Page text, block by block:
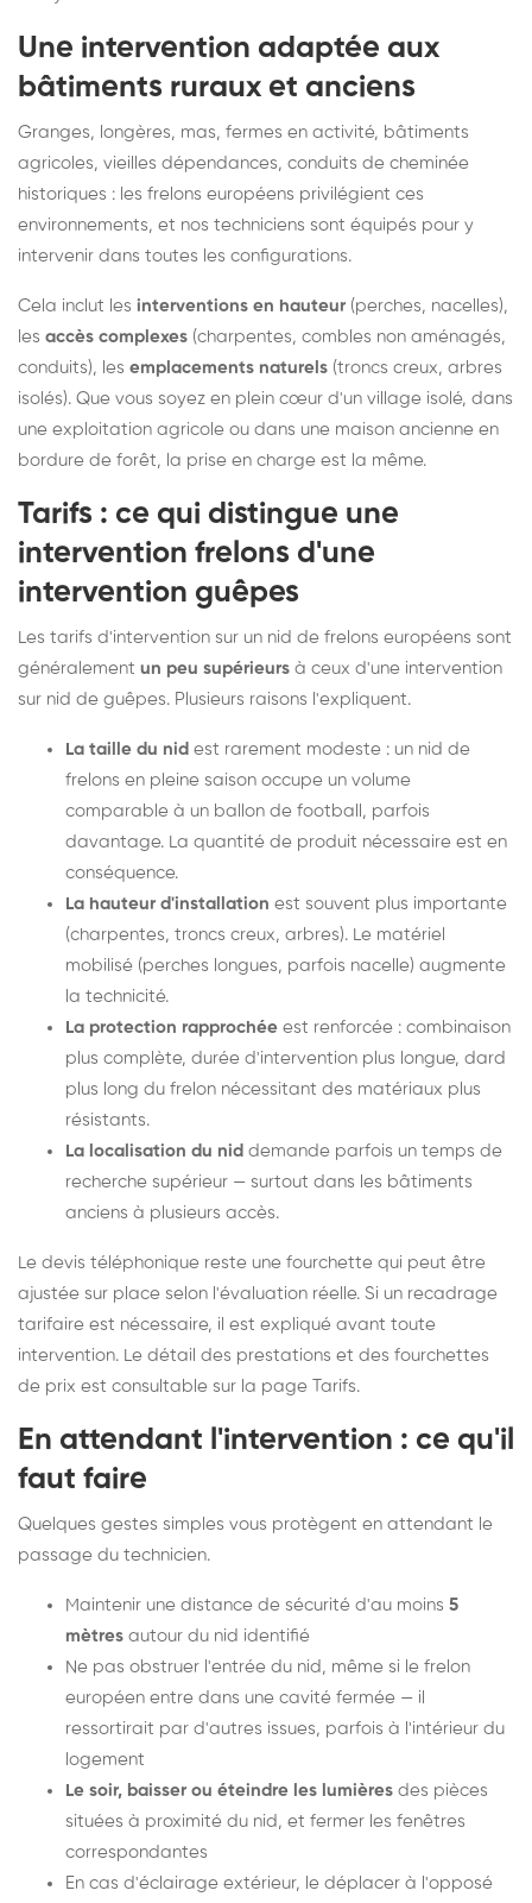
Une intervention adaptée aux
bâtiments ruraux et anciens
Granges, longères, mas, fermes en activité, bâtiments
agricoles, vieilles dépendances, conduits de cheminée
historiques : les frelons européens privilégient ces
environnements, et nos techniciens sont équipés pour y
intervenir dans toutes les configurations.
Cela inclut les interventions en hauteur (perches, nacelles),
les accès complexes (charpentes, combles non aménagés,
conduits), les emplacements naturels (troncs creux, arbres
isolés). Que vous soyez en plein cœur d'un village isolé, dans
une exploitation agricole ou dans une maison ancienne en
bordure de forêt, la prise en charge est la même.
Tarifs : ce qui distingue une
intervention frelons d'une
intervention guêpes
Les tarifs d'intervention sur un nid de frelons européens sont
généralement un peu supérieurs à ceux d'une intervention
sur nid de guêpes. Plusieurs raisons l'expliquent.
La taille du nid est rarement modeste : un nid de
frelons en pleine saison occupe un volume
comparable à un ballon de football, parfois
davantage. La quantité de produit nécessaire est en
conséquence.
La hauteur d'installation est souvent plus importante
(charpentes, troncs creux, arbres). Le matériel
mobilisé (perches longues, parfois nacelle) augmente
la technicité.
La protection rapprochée est renforcée : combinaison
plus complète, durée d'intervention plus longue, dard
plus long du frelon nécessitant des matériaux plus
résistants.
La localisation du nid demande parfois un temps de
recherche supérieur — surtout dans les bâtiments
anciens à plusieurs accès.
Le devis téléphonique reste une fourchette qui peut être
ajustée sur place selon l'évaluation réelle. Si un recadrage
tarifaire est nécessaire, il est expliqué avant toute
intervention. Le détail des prestations et des fourchettes
de prix est consultable sur la page Tarifs.
En attendant l'intervention : ce qu'il
faut faire
Quelques gestes simples vous protègent en attendant le
passage du technicien.
Maintenir une distance de sécurité d'au moins 5
mètres autour du nid identifié
Ne pas obstruer l'entrée du nid, même si le frelon
européen entre dans une cavité fermée — il
ressortirait par d'autres issues, parfois à l'intérieur du
logement
Le soir, baisser ou éteindre les lumières des pièces
situées à proximité du nid, et fermer les fenêtres
correspondantes
En cas d'éclairage extérieur, le déplacer à l'opposé